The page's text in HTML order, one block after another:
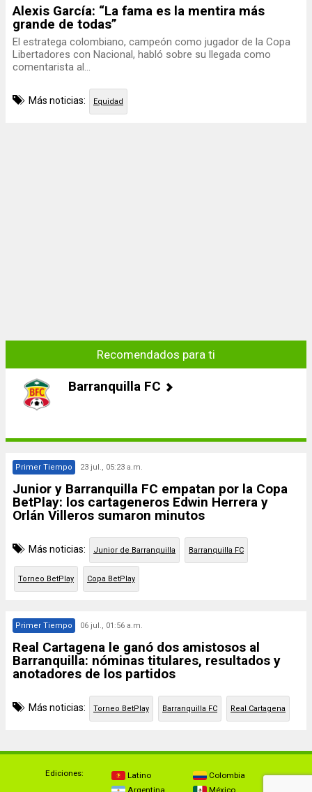
Alexis García: “La fama es la mentira más
grande de todas”
El estratega colombiano, campeón como jugador de la Copa
Libertadores con Nacional, habló sobre su llegada como
comentarista al...
Más noticias: Equidad
Recomendados para ti
Barranquilla FC
Primer Tiempo 23 jul., 05:23 a.m.
Junior y Barranquilla FC empatan por la Copa
BetPlay: los cartageneros Edwin Herrera y
Orlán Villeros sumaron minutos
Más noticias: Junior de Barranquilla Barranquilla FC
Torneo BetPlay Copa BetPlay
Primer Tiempo 06 jul., 01:56 a.m.
Real Cartagena le ganó dos amistosos al
Barranquilla: nóminas titulares, resultados y
anotadores de los partidos
Más noticias: Torneo BetPlay Barranquilla FC Real Cartagena
Ediciones:
Latino
Argentina
Colombia
México